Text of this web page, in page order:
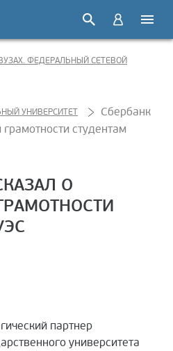
ФЕДЕРАЛЬНЫЙ СЕТЕВОЙ
УНИВЕРСИТЕТ
Сбербанк
студентам
О
партнер
университета